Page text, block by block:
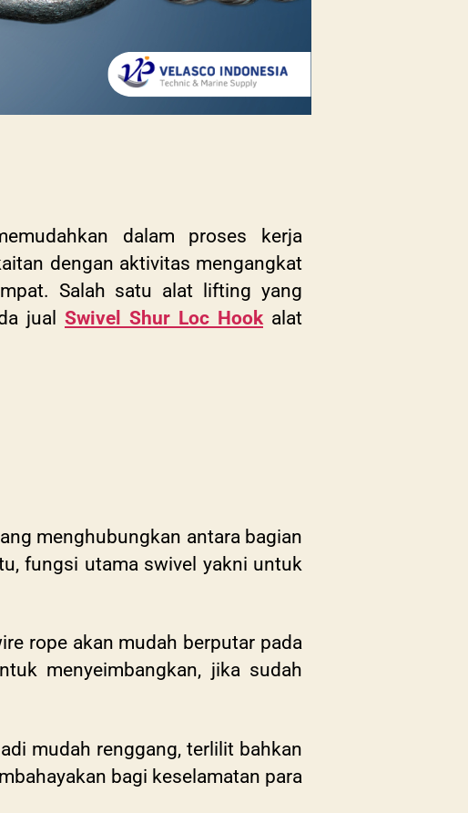
dalam proses kerja
dengan aktivitas mengangkat
Salah satu alat lifting yang
jual Swivel Shur Loc Hookalat
menghubungkan antara bagian
fungsi utama swivel yakni untuk
rope akan mudah berputar pada
menyeimbangkan, jika sudah
mudah renggang, terlilit bahkan
bagi keselamatan para